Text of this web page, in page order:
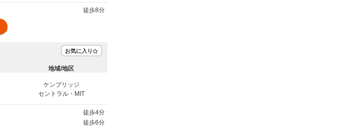
徒歩8分
お気に入り
地域/地区
ケンブリッジ
セントラル・MIT
徒歩4分
徒歩6分